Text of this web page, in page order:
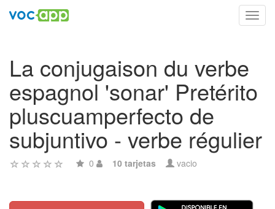
La conjugaison du verbe
espagnol 'sonar' Pretérito
pluscuamperfecto de
subjuntivo - verbe régulier
0 10 tarjetas vacio